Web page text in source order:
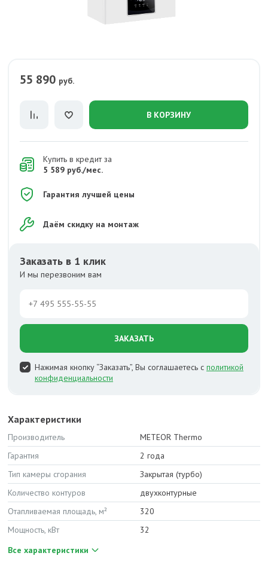
55 890 руб.
В КОРЗИНУ
Купить в кредит за
5 589 руб./мес.
Гарантия лучшей цены
Даём скидку на монтаж
Заказать в 1 клик
И мы перезвоним вам
ЗАКАЗАТЬ
Нажимая кнопку “Заказать”, Вы соглашаетесь с политикой
конфиденциальности
Характеристики
Производитель
METEOR Thermo
Гарантия
2 года
Тип камеры сгорания
Закрытая (турбо)
Количество контуров
двухконтурные
Отапливаемая площадь, м²
320
Мощность, кВт
32
Все характеристики